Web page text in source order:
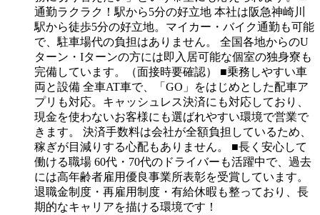
通勤ラクラク！駅から5分の好立地 本社は阪急神崎川
駅から徒歩5分の好立地。マイカー・バイク通勤も可能
で、駐車場代の負担はありません。 全国各地からのU
ターン・Iターンの方には即入居可能な個室の独身寮も
完備しています。（面接時要確認） ■乗務しやすい車
両と設備 全車AT車で、「GO」をはじめとした配車ア
プリも対応。キャッシュレス決済にも対応しており、
現金を使わないお客様にも選ばれやすい環境で営業で
きます。 決済手数料は会社が全額負担しているため、
稼ぎが目減りする心配もありません。 ■長く安心して
働ける職場 60代・70代のドライバーも活躍中で、過去
には高年齢者雇用優良事業所表彰を受賞しています。
退職金制度・再雇用制度・有給休暇も整っており、長
期的なキャリアを描ける環境です！